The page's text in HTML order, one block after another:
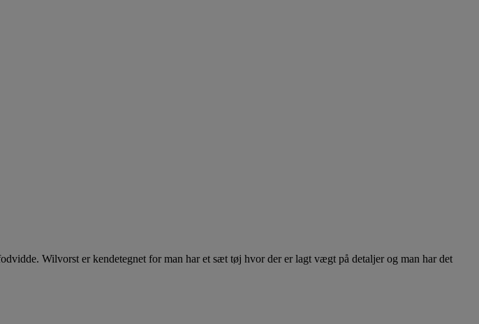
Wilvorst er kendetegnet for man har et sæt tøj hvor der er lagt vægt på detaljer og man har det